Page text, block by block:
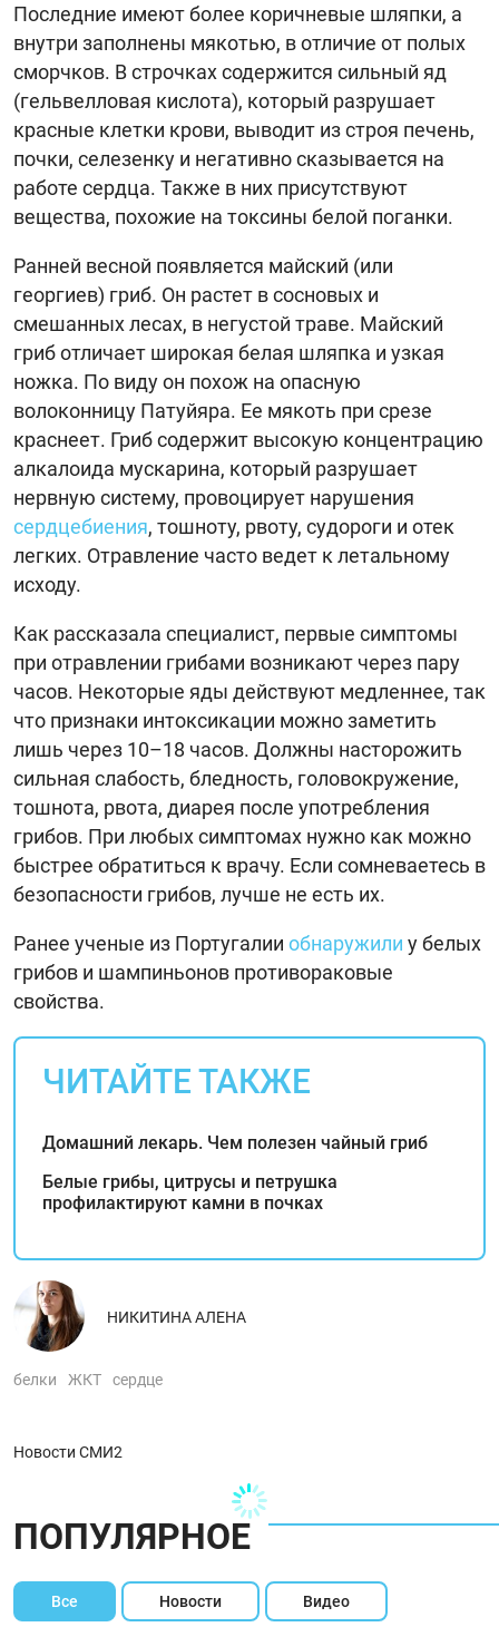
Последние имеют более коричневые шляпки, а
внутри заполнены мякотью, в отличие от полых
сморчков. В строчках содержится сильный яд
(гельвелловая кислота), который разрушает
красные клетки крови, выводит из строя печень,
почки, селезенку и негативно сказывается на
работе сердца. Также в них присутствуют
вещества, похожие на токсины белой поганки.
Ранней весной появляется майский (или
георгиев) гриб. Он растет в сосновых и
смешанных лесах, в негустой траве. Майский
гриб отличает широкая белая шляпка и узкая
ножка. По виду он похож на опасную
волоконницу Патуйяра. Ее мякоть при срезе
краснеет. Гриб содержит высокую концентрацию
алкалоида мускарина, который разрушает
нервную систему, провоцирует нарушения
сердцебиения, тошноту, рвоту, судороги и отек
легких. Отравление часто ведет к летальному
исходу.
Как рассказала специалист, первые симптомы
при отравлении грибами возникают через пару
часов. Некоторые яды действуют медленнее, так
что признаки интоксикации можно заметить
лишь через 10–18 часов. Должны насторожить
сильная слабость, бледность, головокружение,
тошнота, рвота, диарея после употребления
грибов. При любых симптомах нужно как можно
быстрее обратиться к врачу. Если сомневаетесь в
безопасности грибов, лучше не есть их.
Ранее ученые из Португалии обнаружили у белых
грибов и шампиньонов противораковые
свойства.
ЧИТАЙТЕ ТАКЖЕ
Домашний лекарь. Чем полезен чайный гриб
Белые грибы, цитрусы и петрушка
профилактируют камни в почках
НИКИТИНА АЛЕНА
белки ЖКТ сердце
Новости СМИ2
ПОПУЛЯРНОЕ
Все Новости Видео